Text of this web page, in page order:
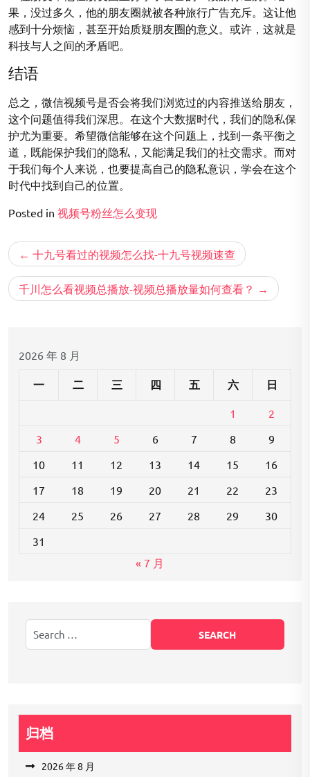
果，没过多久，他的朋友圈就被各种旅行广告充斥。这让他
感到十分烦恼，甚至开始质疑朋友圈的意义。或许，这就是
科技与人之间的矛盾吧。
结语
总之，微信视频号是否会将我们浏览过的内容推送给朋友，
这个问题值得我们深思。在这个大数据时代，我们的隐私保
护尤为重要。希望微信能够在这个问题上，找到一条平衡之
道，既能保护我们的隐私，又能满足我们的社交需求。而对
于我们每个人来说，也要提高自己的隐私意识，学会在这个
时代中找到自己的位置。
Posted in 视频号粉丝怎么变现
文
章
导
十九号看过的视频怎么找-十九号视频速查
千川怎么看视频总播放-视频总播放量如何查看？
2026 年 8 月
一 二 三 四 五 六 日
1
2
3
4 5 6 7 8
9
10
11 12 13 14 15
16
17
18 19 20 21 22
23
24
25 26 27 28 29
30
31
« 7 月
归档
2026 年 8 月